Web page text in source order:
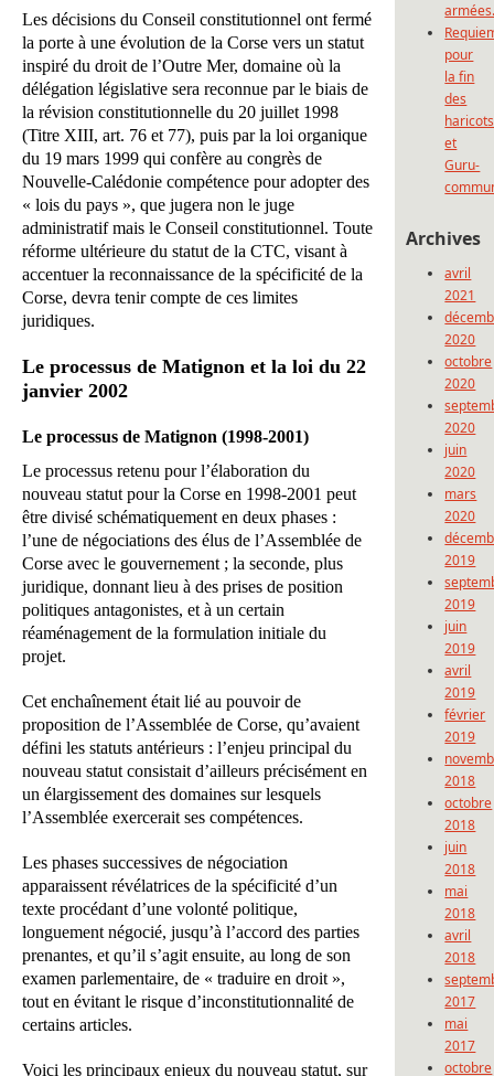
Les décisions du Conseil constitutionnel ont fermé
la porte à une évolution de la Corse vers un statut
inspiré du droit de l’Outre Mer, domaine où la
délégation législative sera reconnue par le biais de
la révision constitutionnelle du 20 juillet 1998
(Titre XIII, art. 76 et 77), puis par la loi organique
du 19 mars 1999 qui confère au congrès de
Nouvelle-Calédonie compétence pour adopter des
« lois du pays », que jugera non le juge
administratif mais le Conseil constitutionnel. Toute
réforme ultérieure du statut de la CTC, visant à
accentuer la reconnaissance de la spécificité de la
Corse, devra tenir compte de ces limites
juridiques.
Le processus de Matignon et la loi du 22
janvier 2002
Le processus de Matignon (1998-2001)
Le processus retenu pour l’élaboration du
nouveau statut pour la Corse en 1998-2001 peut
être divisé schématiquement en deux phases :
l’une de négociations des élus de l’Assemblée de
Corse avec le gouvernement ; la seconde, plus
juridique, donnant lieu à des prises de position
politiques antagonistes, et à un certain
réaménagement de la formulation initiale du
projet.
Cet enchaînement était lié au pouvoir de
proposition de l’Assemblée de Corse, qu’avaient
défini les statuts antérieurs : l’enjeu principal du
nouveau statut consistait d’ailleurs précisément en
un élargissement des domaines sur lesquels
l’Assemblée exercerait ses compétences.
Les phases successives de négociation
apparaissent révélatrices de la spécificité d’un
texte procédant d’une volonté politique,
longuement négocié, jusqu’à l’accord des parties
prenantes, et qu’il s’agit ensuite, au long de son
examen parlementaire, de « traduire en droit »,
tout en évitant le risque d’inconstitutionnalité de
certains articles.
Voici les principaux enjeux du nouveau statut, sur
pour
la fin
des
et
Guru-
Archives
avril
2021
2020
octobre
2020
2020
juin
2020
mars
2020
2019
2019
juin
2019
avril
2019
février
2019
2018
octobre
2018
juin
2018
mai
2018
avril
2018
2017
mai
2017
octobre